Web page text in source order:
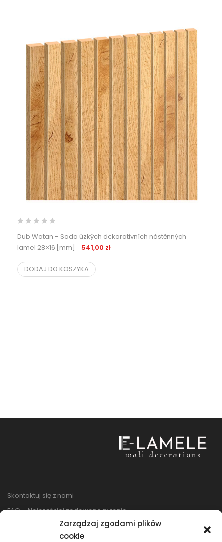
Zarządzaj zgodami plików
cookie
Dub Wotan – Sada úzkých dekorativních nástěnných
lamel 28×16 [mm]
541,00 zł
DODAJ DO KOSZYKA
Skontaktuj się z nami
FAQ – Najczęściej zadawane pytania
Regulamin sklepu